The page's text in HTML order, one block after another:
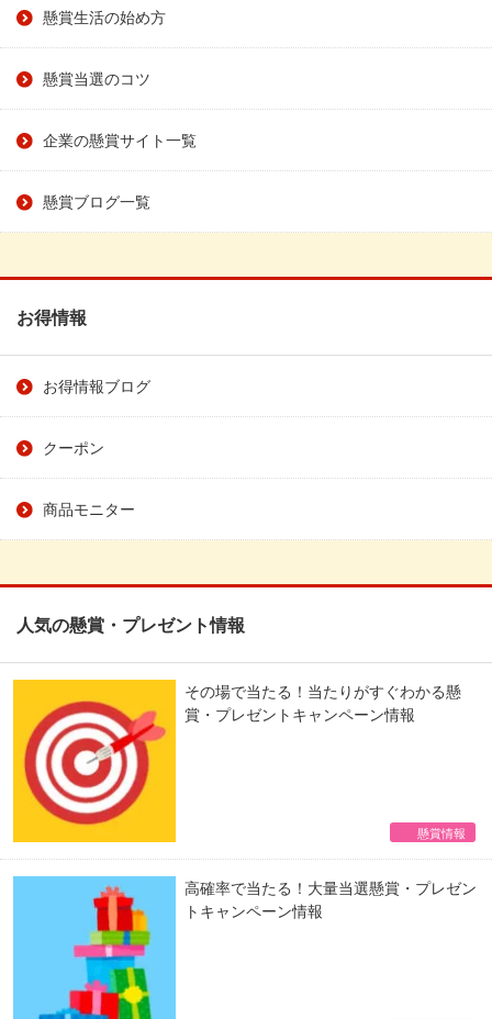
懸賞生活の始め方
懸賞当選のコツ
企業の懸賞サイト一覧
懸賞ブログ一覧
お得情報
お得情報ブログ
クーポン
商品モニター
人気の懸賞・プレゼント情報
その場で当たる！当たりがすぐわかる懸
賞・プレゼントキャンペーン情報
懸賞情報
高確率で当たる！大量当選懸賞・プレゼン
トキャンペーン情報